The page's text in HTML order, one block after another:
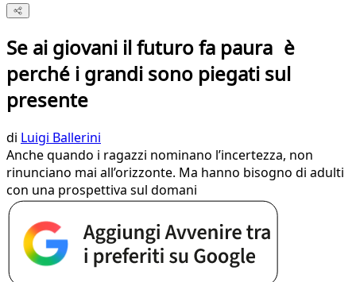
Se ai giovani il futuro fa paura è
perché i grandi sono piegati sul
presente
di Luigi Ballerini
Anche quando i ragazzi nominano l’incertezza, non
rinunciano mai all’orizzonte. Ma hanno bisogno di adulti
con una prospettiva sul domani